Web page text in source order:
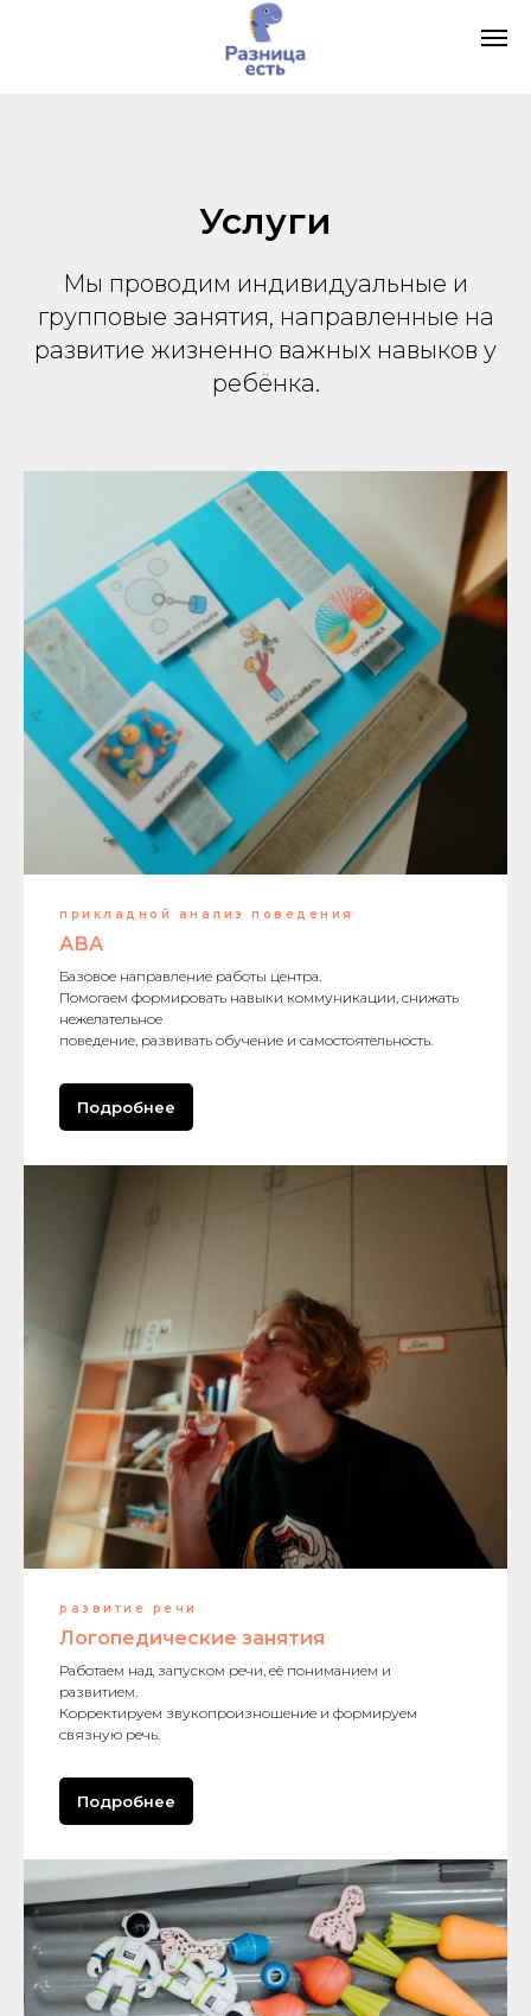
Услуги
Мы проводим индивидуальные и
групповые занятия, направленные на
развитие жизненно важных навыков у
ребёнка.
прикладной анализ поведения
АВА
Базовое направление работы центра.
Помогаем формировать навыки коммуникации, снижать
нежелательное
поведение, развивать обучение и самостоятельность.
Подробнее
развитие речи
Логопедические занятия
Работаем над запуском речи, её пониманием и
развитием.
Корректируем звукопроизношение и формируем
связную речь.
Подробнее